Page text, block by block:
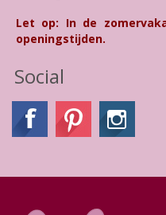
Let op: In de
openingstijden.
Social